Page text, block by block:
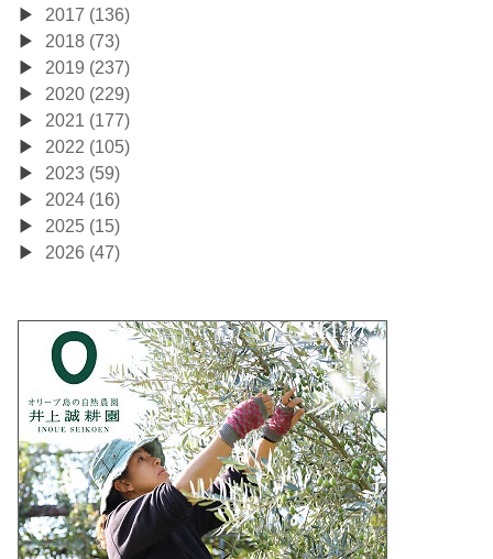
2017 (136)
2018 (73)
2019 (237)
2020 (229)
2021 (177)
2022 (105)
2023 (59)
2024 (16)
2025 (15)
2026 (47)